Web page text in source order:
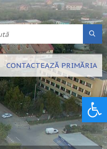
CONTACTEAZĂ PRIMĂRIA
Deschide bara de unelte